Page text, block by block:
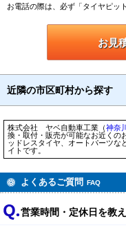
お電話の際は、必ず「タイヤピッ
お見
近隣の市区町村から探す
株式会社 ヤベ自動車工業（神奈
換・取付・販売が可能なお近くの
ッドレスタイヤ、オートパーツな
イトです。
よくあるご質問 FAQ
営業時間・定休日を教